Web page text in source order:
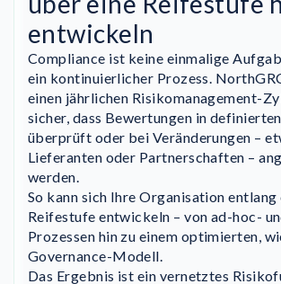
entwickeln
Compliance ist keine einmalige
ein kontinuierlicher Prozess.
einen jährlichen Risikomanagement-
sicher, dass Bewertungen in
überprüft oder bei Veränderungen –
Lieferanten oder Partnerschaften –
werden.
So kann sich Ihre Organisation
Reifestufe entwickeln – von ad-hoc-
Prozessen hin zu einem optimierten,
Governance-Modell.
Das Ergebnis ist ein vernetztes